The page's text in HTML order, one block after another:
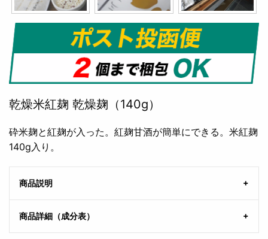
乾燥米紅麹 乾燥麹（140g）
砕米麹と紅麹が入った。紅麹甘酒が簡単にできる。米紅麹
140g入り。
商品説明
商品詳細（成分表）